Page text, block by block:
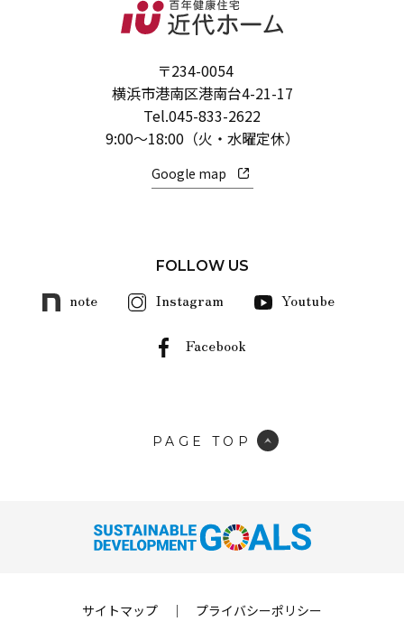
〒234-0054
横浜市港南区港南台4-21-17
Tel.045-833-2622
9:00～18:00（火・水曜定休）
Google map
FOLLOW US
note Instagram Youtube
Facebook
PAGE TOP
サイトマップ ｜ プライバシーポリシー